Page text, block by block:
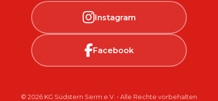
Instagram
Facebook
© 2026 KG Südstern Serm e.V. • Alle Rechte vorbehalten